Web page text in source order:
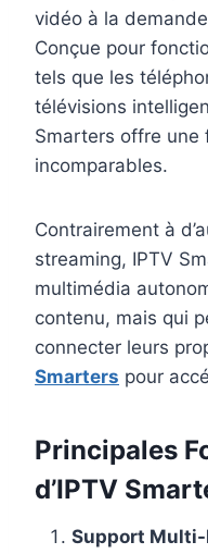
vidéo à la
Conçue pour
tels que les
télévisions
Smarters offre une
incomparables.
Contrairement à
streaming, IPTV
multimédia
contenu, mais qui
connecter leurs
Smarters pour
Principales
d’IPTV
Support Multi-